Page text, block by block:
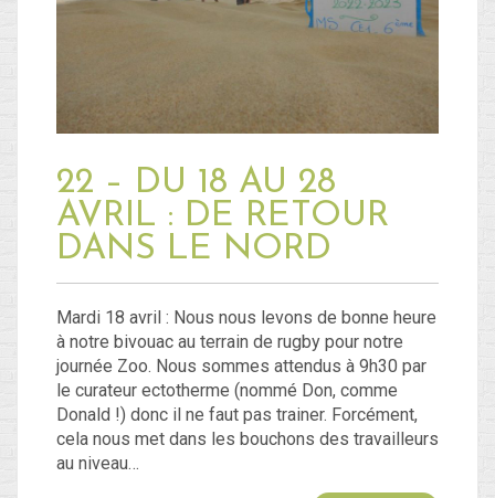
Connexion
Flux des publications
Flux des commentaires
Site de WordPress-FR
22 – DU 18 AU 28
AVRIL : DE RETOUR
DANS LE NORD
Mardi 18 avril : Nous nous levons de bonne heure
à notre bivouac au terrain de rugby pour notre
journée Zoo. Nous sommes attendus à 9h30 par
le curateur ectotherme (nommé Don, comme
Donald !) donc il ne faut pas trainer. Forcément,
cela nous met dans les bouchons des travailleurs
au niveau…